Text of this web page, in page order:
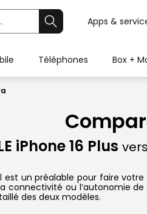
Apps &
Téléphones Box +
iPhone 16 Plus
est un préalable pour faire
connectivité ou
des deux modèles.